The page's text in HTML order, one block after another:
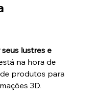
lustres e
na hora de
produtos para
3D.